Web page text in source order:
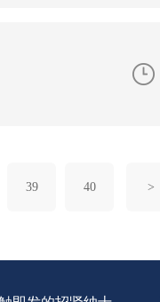
39 40 >